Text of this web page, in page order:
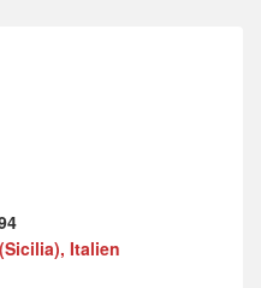
Italien